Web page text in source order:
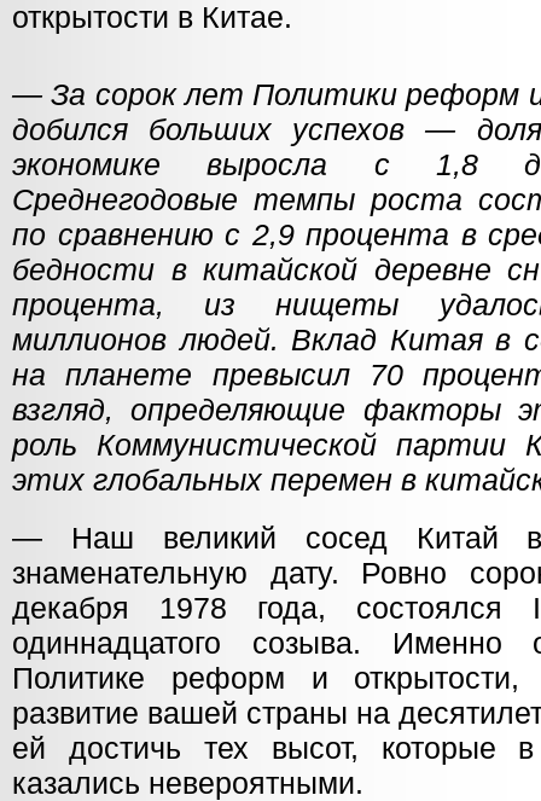
открытости в Китае.
— За сорок лет Политики реформ
добился больших успехов —
экономике выросла с 1,8
Среднегодовые темпы роста
по сравнению с 2,9 процента в
бедности в китайской деревне
процента, из нищеты
миллионов людей. Вклад Китая в
на планете превысил 70
взгляд, определяющие факторы
роль Коммунистической партии
этих глобальных перемен в
— Наш великий сосед Китай в
знаменательную дату. Ровно
декабря 1978 года,
одиннадцатого созыва.
Политике реформ и открытости,
развитие вашей страны на
ей достичь тех высот, которые
казались невероятными.